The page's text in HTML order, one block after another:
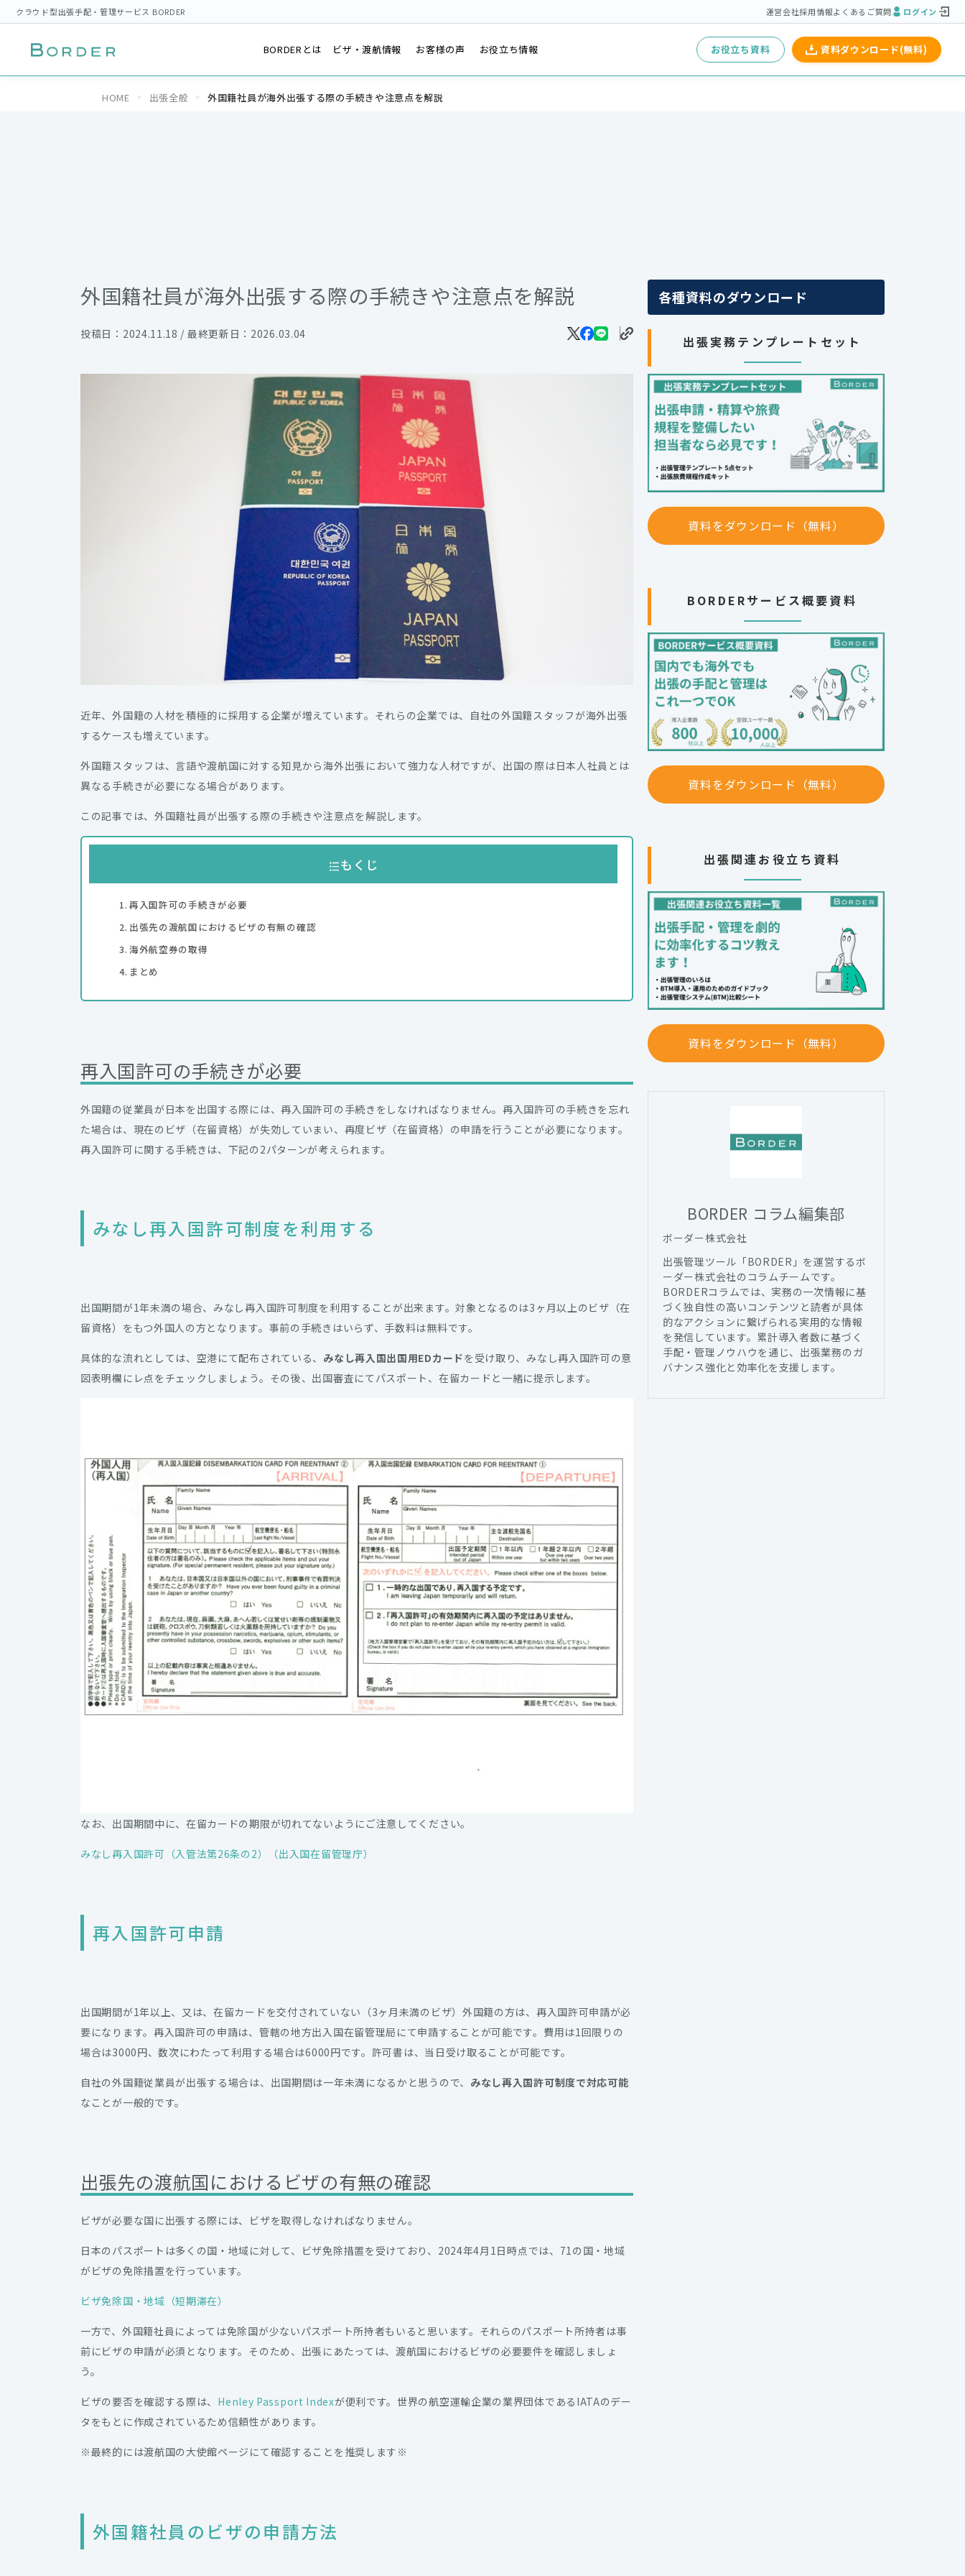
クラウド型出張手配・管理サービス BORDER 運営会社採用情報よくあるご質問 ログイン
BORDERとは ビザ・渡航情報 お客様の声 お役立ち情報 お役立ち資料 資料ダウンロード(無料)
HOME 出張全般 外国籍社員が海外出張する際の手続きや注意点を解説
外国籍社員が海外出張する際の手続きや注意点を解説
投稿日：2024.11.18 / 最終更新日：2026.03.04
近年、外国籍の人材を積極的に採用する企業が増えています。それらの企業では、自社の外国籍スタッフが海外出張
するケースも増えています。
外国籍スタッフは、言語や渡航国に対する知見から海外出張において強力な人材ですが、出国の際は日本人社員とは
異なる手続きが必要になる場合があります。
この記事では、外国籍社員が出張する際の手続きや注意点を解説します。
もくじ
再入国許可の手続きが必要
出張先の渡航国におけるビザの有無の確認
海外航空券の取得
まとめ
再入国許可の手続きが必要
外国籍の従業員が日本を出国する際には、再入国許可の手続きをしなければなりません。再入国許可の手続きを忘れ
た場合は、現在のビザ（在留資格）が失効していまい、再度ビザ（在留資格）の申請を行うことが必要になります。
再入国許可に関する手続きは、下記の2パターンが考えられます。
みなし再入国許可制度を利用する
出国期間が1年未満の場合、みなし再入国許可制度を利用することが出来ます。対象となるのは3ヶ月以上のビザ（在
留資格）をもつ外国人の方となります。事前の手続きはいらず、手数料は無料です。
具体的な流れとしては、空港にて配布されている、 みなし再入国出国用EDカードを受け取り、みなし再入国許可の意
図表明欄にレ点をチェックしましょう。その後、出国審査にてパスポート、在留カードと一緒に提示します。
なお、出国期間中に、在留カードの期限が切れてないようにご注意してください。
みなし再入国許可（入管法第26条の2）（出入国在留管理庁）
再入国許可申請
出国期間が1年以上、又は、在留カードを交付されていない（3ヶ月未満のビザ）外国籍の方は、再入国許可申請が必
要になります。再入国許可の申請は、管轄の地方出入国在留管理局にて申請することが可能です。費用は1回限りの
場合は3000円、数次にわたって利用する場合は6000円です。許可書は、当日受け取ることが可能です。
自社の外国籍従業員が出張する場合は、出国期間は一年未満になるかと思うので、 みなし再入国許可制度で対応可能
なことが一般的です。
出張先の渡航国におけるビザの有無の確認
ビザが必要な国に出張する際には、ビザを取得しなければなりません。
日本のパスポートは多くの国・地域に対して、ビザ免除措置を受けており、2024年4月1日時点では、71の国・地域
がビザの免除措置を行っています。
ビザ免除国・地域（短期滞在）
一方で、外国籍社員によっては免除国が少ないパスポート所持者もいると思います。それらのパスポート所持者は事
前にビザの申請が必須となります。そのため、出張にあたっては、渡航国におけるビザの必要要件を確認しましょ
う。
ビザの要否を確認する際は、 Henley Passport Indexが便利です。世界の航空運輸企業の業界団体であるIATAのデー
タをもとに作成されているため信頼性があります。
※最終的には渡航国の大使館ページにて確認することを推奨します※
外国籍社員のビザの申請方法
各種資料のダウンロード
出張実務テンプレートセット
資料をダウンロード（無料）
BORDERサービス概要資料
資料をダウンロード（無料）
出張関連お役立ち資料
資料をダウンロード（無料）
BORDER コラム編集部
ボーダー株式会社
出張管理ツール「BORDER」を運営するボ
ーダー株式会社のコラムチームです。
BORDERコラムでは、実務の一次情報に基
づく独自性の高いコンテンツと読者が具体
的なアクションに繋げられる実用的な情報
を発信しています。累計導入者数に基づく
手配・管理ノウハウを通じ、出張業務のガ
バナンス強化と効率化を支援します。